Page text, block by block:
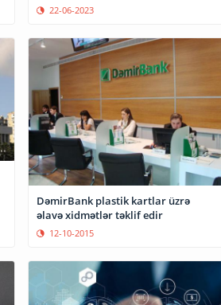
22-06-2023
DəmirBank plastik kartlar üzrə
əlavə xidmətlər təklif edir
12-10-2015